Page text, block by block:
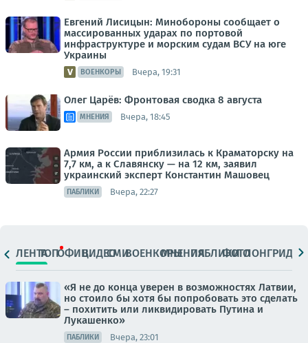
Евгений Лисицын: Минобороны сообщает о
массированных ударах по портовой
инфраструктуре и морским судам ВСУ на юге
Украины
ВОЕНКОРЫ Вчера, 19:31
Олег Царёв: Фронтовая сводка 8 августа
МНЕНИЯ Вчера, 18:45
Армия России приблизилась к Краматорску на
7,7 км, а к Славянску — на 12 км, заявил
украинский эксперт Константин Машовец
ПАБЛИКИ Вчера, 22:27
ЛЕНТАТОПОФИЦ.ВИДЕОСМИВОЕНКОРЫМНЕНИЯПАБЛИКИ
ФОТОЛОНГРИДЫ
«Я не до конца уверен в возможностях Латвии,
но стоило бы хотя бы попробовать это сделать
– похитить или ликвидировать Путина и
Лукашенко»
ПАБЛИКИ Вчера, 23:01